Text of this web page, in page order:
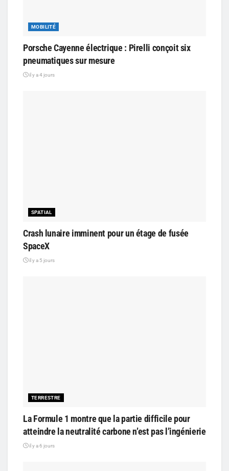
MOBILITÉ
Porsche Cayenne électrique : Pirelli conçoit six
pneumatiques sur mesure
il y a 4 jours
SPATIAL
Crash lunaire imminent pour un étage de fusée
SpaceX
il y a 5 jours
TERRESTRE
La Formule 1 montre que la partie difficile pour
atteindre la neutralité carbone n’est pas l’ingénierie
il y a 6 jours